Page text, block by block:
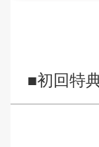
■初回特